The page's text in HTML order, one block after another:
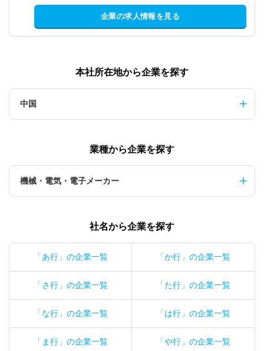
企業の求人情報を見る
本社所在地から企業を探す
中国
業種から企業を探す
機械・電気・電子メーカー
社名から企業を探す
「あ行」の企業一覧 「か行」の企業一覧
「さ行」の企業一覧 「た行」の企業一覧
「な行」の企業一覧 「は行」の企業一覧
「ま行」の企業一覧 「や行」の企業一覧